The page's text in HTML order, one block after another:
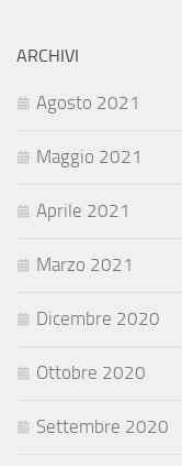
ARCHIVI
Agosto 2021
Maggio 2021
Aprile 2021
Marzo 2021
Dicembre 2020
Ottobre 2020
Settembre 2020